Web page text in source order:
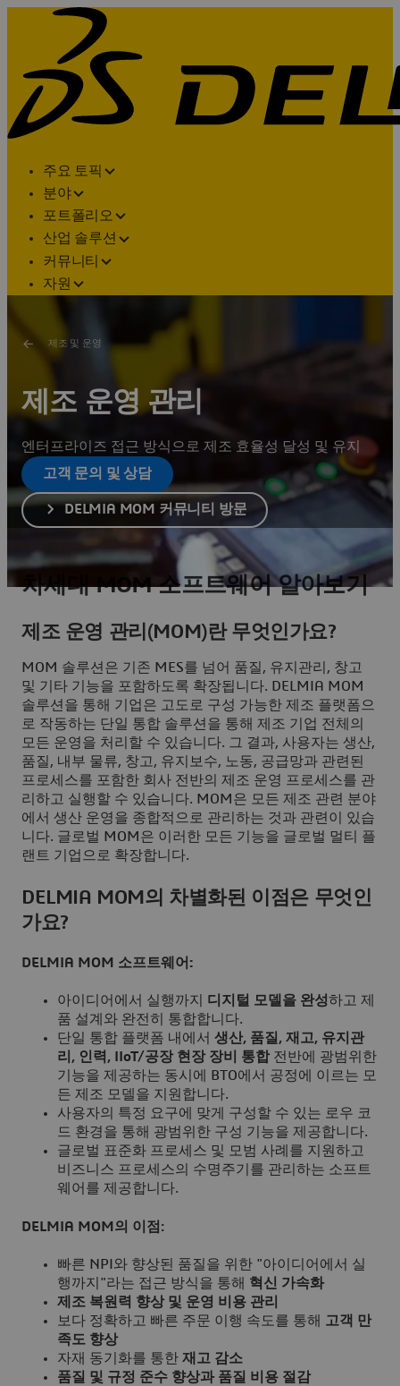
주요 토픽
분야
포트폴리오
산업 솔루션
커뮤니티
자원
제조 및 운영
제조 운영 관리
엔터프라이즈 접근 방식으로 제조 효율성 달성 및 유지
고객 문의 및 상담
DELMIA MOM 커뮤니티 방문
차세대 MOM 소프트웨어 알아보기
제조 운영 관리(MOM)란 무엇인가요?
MOM 솔루션은 기존 MES를 넘어 품질, 유지관리, 창고
및 기타 기능을 포함하도록 확장됩니다. DELMIA MOM
솔루션을 통해 기업은 고도로 구성 가능한 제조 플랫폼으
로 작동하는 단일 통합 솔루션을 통해 제조 기업 전체의
모든 운영을 처리할 수 있습니다. 그 결과, 사용자는 생산,
품질, 내부 물류, 창고, 유지보수, 노동, 공급망과 관련된
프로세스를 포함한 회사 전반의 제조 운영 프로세스를 관
리하고 실행할 수 있습니다. MOM은 모든 제조 관련 분야
에서 생산 운영을 종합적으로 관리하는 것과 관련이 있습
니다. 글로벌 MOM은 이러한 모든 기능을 글로벌 멀티 플
랜트 기업으로 확장합니다.
DELMIA MOM의 차별화된 이점은 무엇인
가요?
DELMIA MOM 소프트웨어 :
아이디어에서 실행까지 디지털 모델을 완성하고 제
품 설계와 완전히 통합합니다.
단일 통합 플랫폼 내에서 생산, 품질, 재고, 유지관
리, 인력, IIoT/공장 현장 장비 통합전반에 광범위한
기능을 제공하는 동시에 BTO에서 공정에 이르는 모
든 제조 모델을 지원합니다.
사용자의 특정 요구에 맞게 구성할 수 있는 로우 코
드 환경을 통해 광범위한 구성 기능을 제공합니다.
글로벌 표준화 프로세스 및 모범 사례를 지원하고
비즈니스 프로세스의 수명주기를 관리하는 소프트
웨어를 제공합니다.
DELMIA MOM의 이점:
빠른 NPI와 향상된 품질을 위한 "아이디어에서 실
행까지"라는 접근 방식을 통해 혁신 가속화
제조 복원력 향상 및 운영 비용 관리
보다 정확하고 빠른 주문 이행 속도를 통해 고객 만
족도 향상
자재 동기화를 통한 재고 감소
품질 및 규정 준수 향상과 품질 비용 절감